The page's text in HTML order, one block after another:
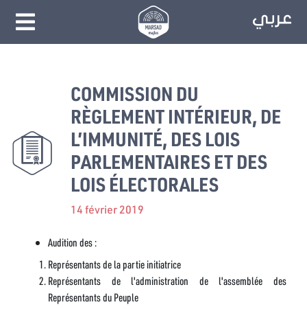
COMMISSION DU
RÈGLEMENT INTÉRIEUR, DE
L’IMMUNITÉ, DES LOIS
PARLEMENTAIRES ET DES
LOIS ÉLECTORALES
14 février 2019
Audition des :
Représentants de la partie initiatrice
Représentants de l'administration de l'assemblée des
Représentants du Peuple